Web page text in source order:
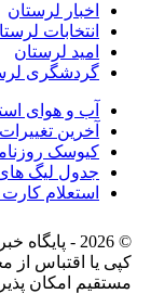
اخبار لرستان
انتخابات
امید لرستان
گردشگری
آب و هوای
آخرین تغییرات
کیوسک
جدول لیگ
استعلام
© 2026 - پایگاه خبری اميد لرستان.تمامی حقوق محفوظ است.
کپی یا اقتباس از
مستقیم امکان